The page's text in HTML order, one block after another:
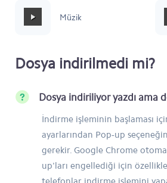
Müzik
Dosya indirilmedi mi?
Dosya indiriliyor yazdı ama
İndirme işleminin başlaması
ayarlarından Pop-up
gerekir. Google Chrome
up'ları engellediği için